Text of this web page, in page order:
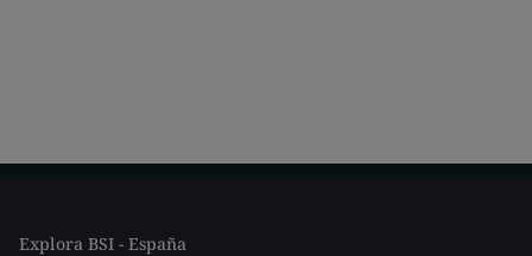
Explora BSI - España